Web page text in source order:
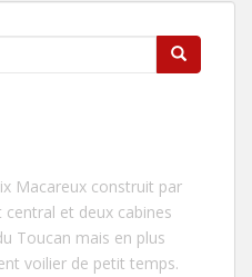
Macareux construit par
central et deux cabines
Toucan mais en plus
voilier de petit temps.